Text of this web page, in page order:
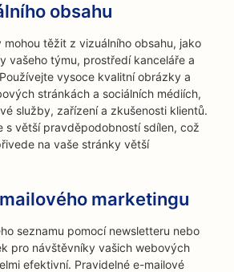
obsahu
mohou těžit z vizuálního obsahu, jako
vašeho týmu, prostředí kanceláře a
vysoce kvalitní obrázky a
stránkách a sociálních médiích,
služby, zařízení a zkušenosti klientů.
s větší pravděpodobností sdílen, což
na vaše stránky větší
marketingu
seznamu pomocí newsletteru nebo
pro návštěvníky vašich webových
efektivní. Pravidelné e-mailové